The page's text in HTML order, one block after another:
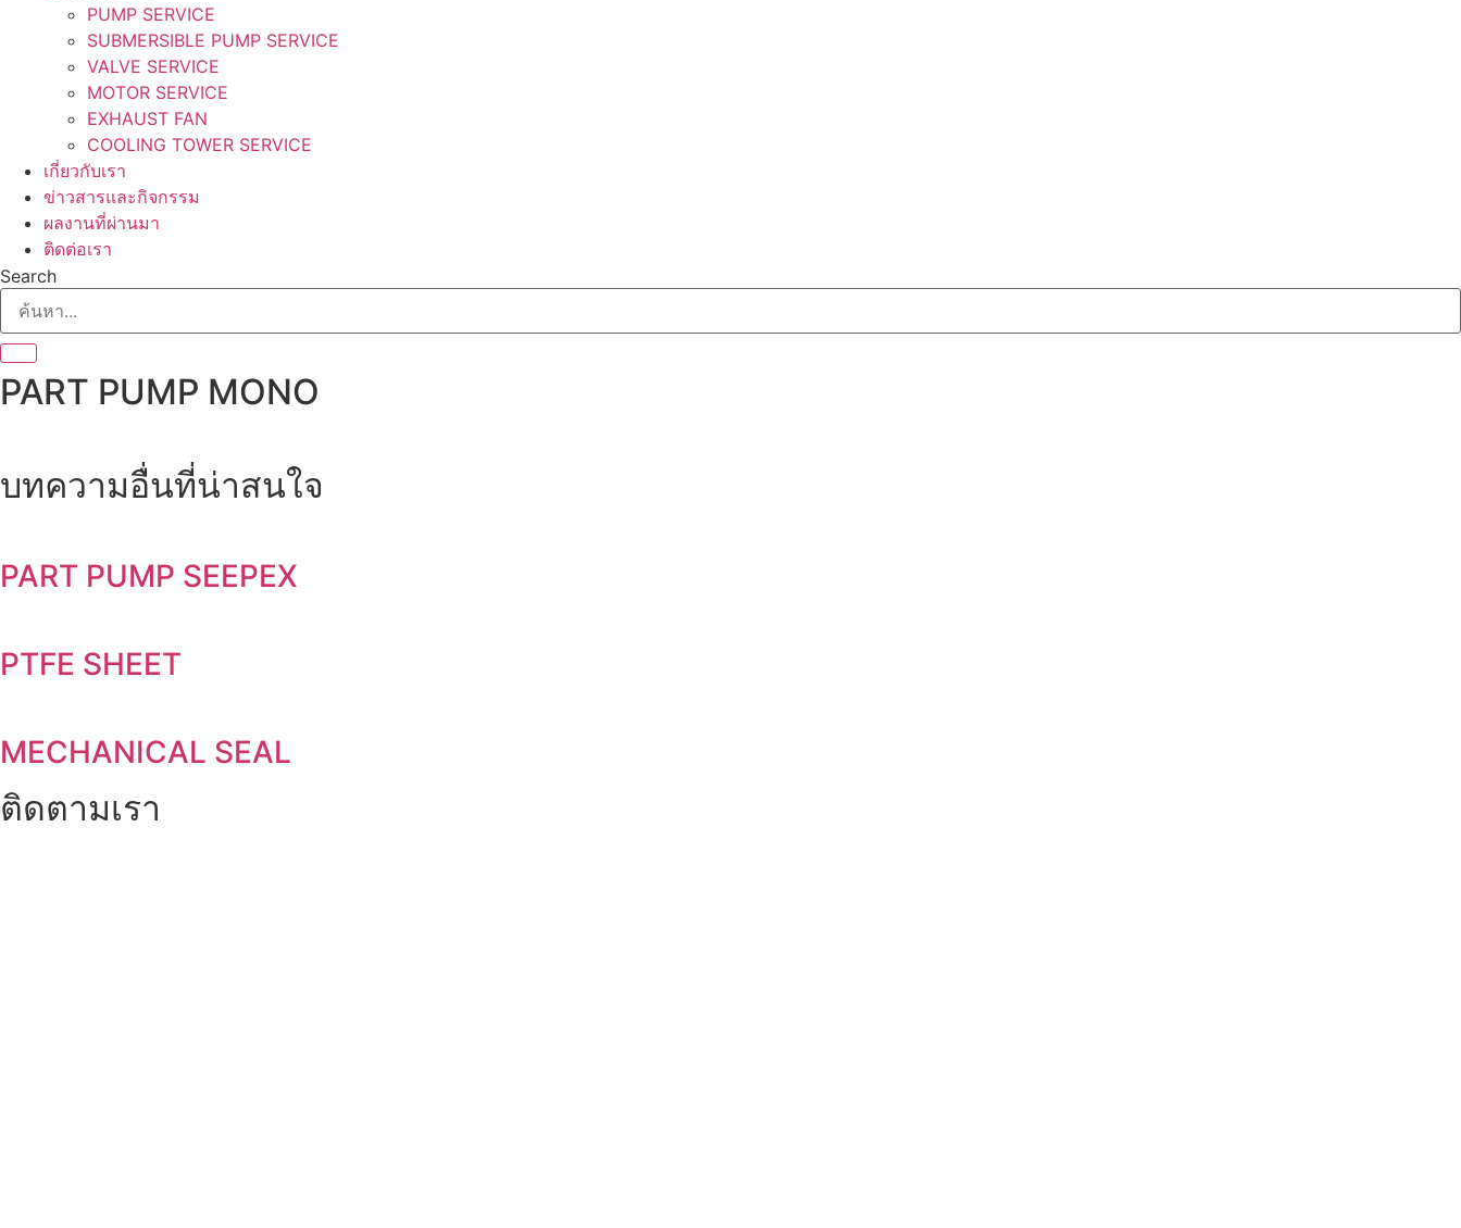
PUMP SERVICE
SUBMERSIBLE PUMP SERVICE
VALVE SERVICE
MOTOR SERVICE
EXHAUST FAN
COOLING TOWER SERVICE
เกี่ยวกับเรา
ข่าวสารและกิจกรรม
ผลงานที่ผ่านมา
ติดต่อเรา
Search
PART PUMP MONO
บทความอื่นที่น่าสนใจ
PART PUMP SEEPEX
PTFE SHEET
MECHANICAL SEAL
ติดตามเรา